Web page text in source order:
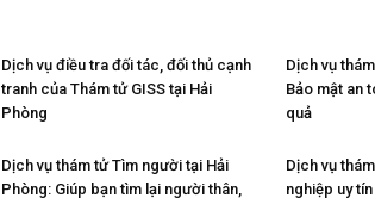
Giss
Dịch vụ điều tra đối tác, đối thủ cạnh
tranh của Thám tử GISS tại Hải
Phòng
Dịch vụ
Bảo mật an
quả
Dịch vụ thám tử Tìm người tại Hải
Phòng: Giúp bạn tìm lại người thân,
Dịch vụ
nghiệp uy